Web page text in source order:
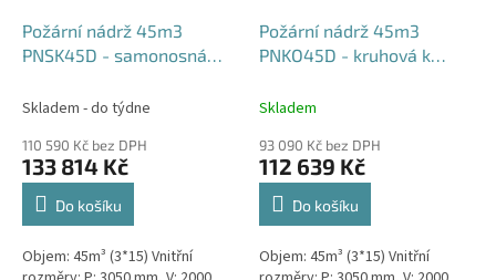
Požární nádrž 45m3
PNSK45D - samonosná
Skladem - do týdne
110 590 Kč bez DPH
133 814 Kč
Do košíku
Objem: 45m³ (3*15) Vnitřní
Požární nádrž 45m3
PNKO45D - kruhová k
Skladem
93 090 Kč bez DPH
112 639 Kč
Do košíku
Objem: 45m³ (3*15) Vnitřní